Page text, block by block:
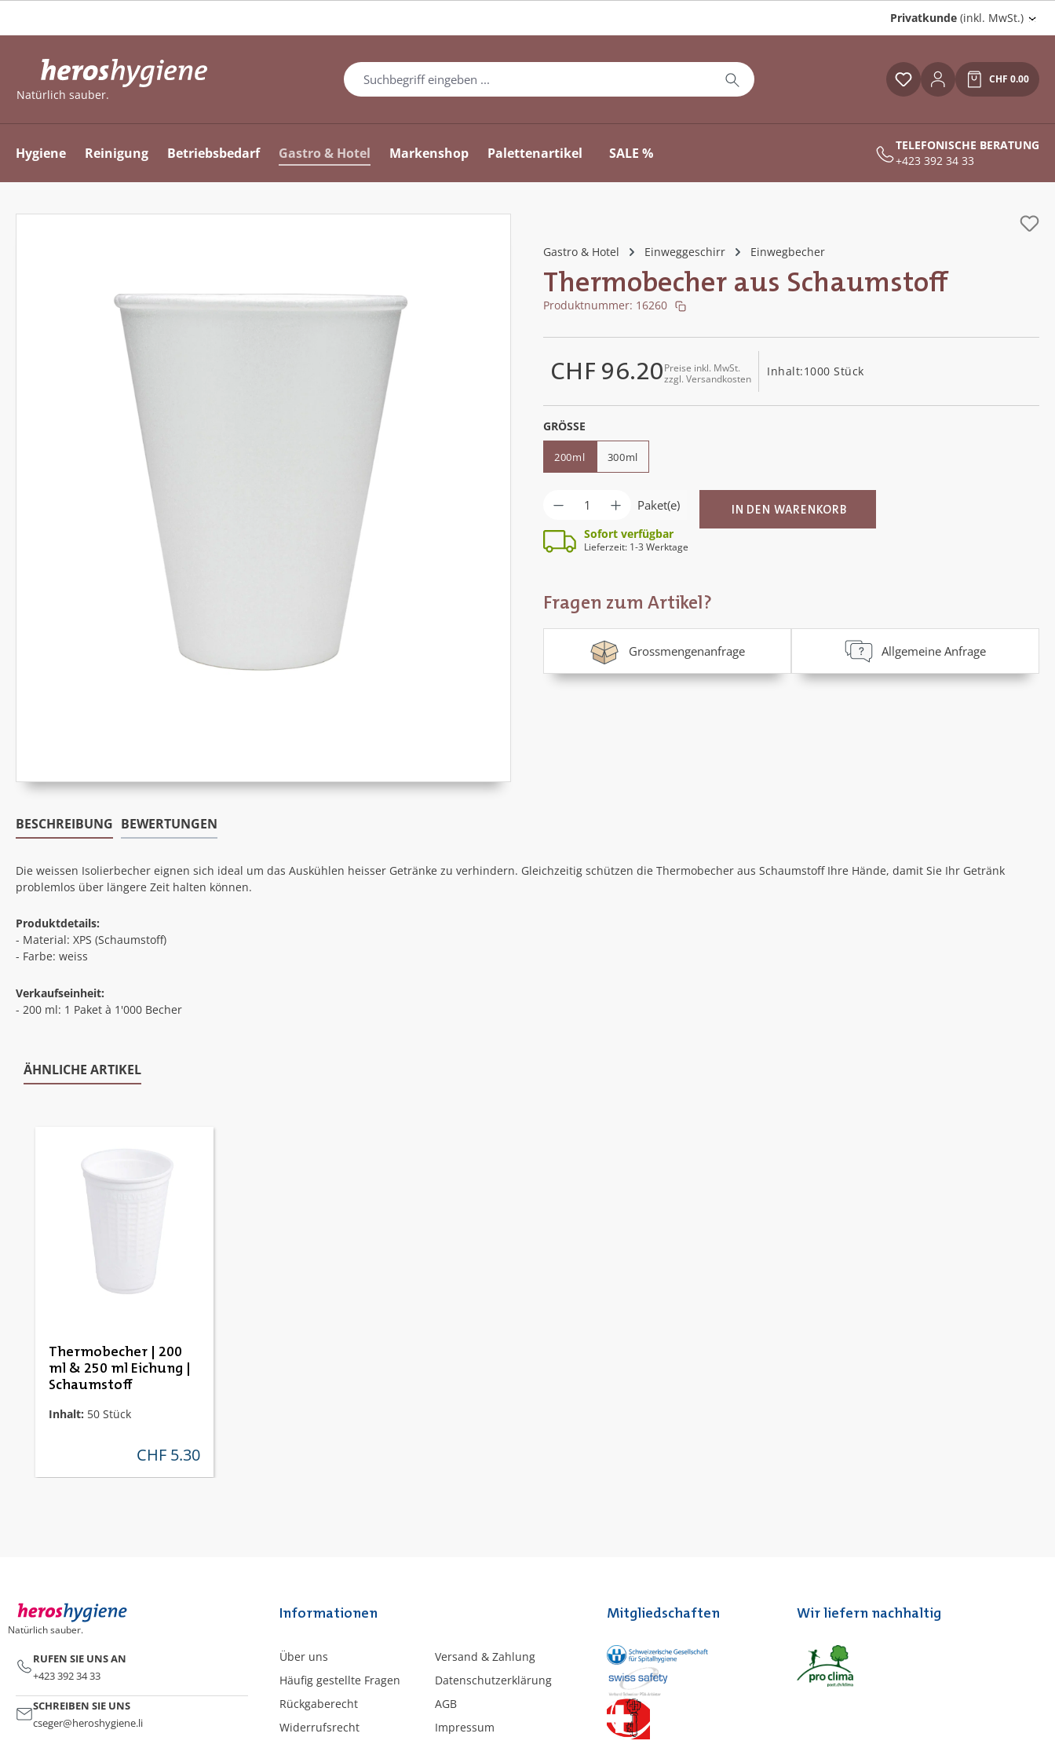
Privatkunde (inkl. MwSt.)
Natürlich sauber. Du hast 0 Produkte auf
CHF 0.00
Hygiene Reinigung Betriebsbedarf Gastro & Hotel Markenshop Palettenartikel SALE %
TELEFONISCHE BERATUNG
+423 392 34 33
Gastro & Hotel Einweggeschirr Einwegbecher
Thermobecher aus Schaumstoff
Regulärer Preis:
CHF 96.20Preise inkl. MwSt.
zzgl. Versandkosten
Inhalt:1000 Stück
GRÖSSE
200ml 300ml
Produkt Anzahl: Gib den gewünschten Wert ein oder
Paket(e) IN DEN WARENKORB
Sofort verfügbar
Lieferzeit: 1-3 Werktage
Produktnummer: 16260
Fragen zum Artikel?
Grossmengenanfrage Allgemeine Anfrage
BESCHREIBUNG BEWERTUNGEN
Die weissen Isolierbecher eignen sich ideal um das Auskühlen heisser Getränke zu verhindern. Gleichzeitig schützen die Thermobecher aus Schaumstoff Ihre Hände, damit Sie Ihr Getränk
problemlos über längere Zeit halten können.
Produktdetails:
- Material: XPS (Schaumstoff)
- Farbe: weiss
Verkaufseinheit:
- 200 ml: 1 Paket à 1'000 Becher
ÄHNLICHE ARTIKEL
Thermobecher | 200
ml & 250 ml Eichung |
Schaumstoff
Inhalt: 50 Stück
regulärer preis:
CHF 5.30
Natürlich sauber.
RUFEN SIE UNS AN
+423 392 34 33
SCHREIBEN SIE UNS
cseger@heroshygiene.li
Mitgliedschaften
Informationen
Über uns
Häufig gestellte Fragen
Rückgaberecht
Widerrufsrecht
Versand & Zahlung
Datenschutzerklärung
AGB
Impressum
Wir liefern nachhaltig